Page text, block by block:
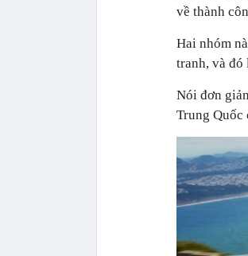
về thành
Hai nhóm
tranh, và đó
Nói đơn
Trung